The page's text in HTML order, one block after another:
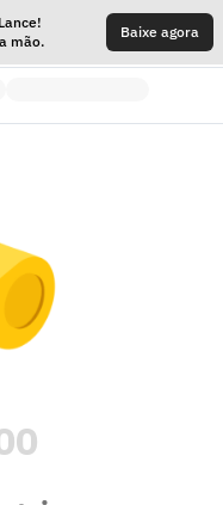
mão.
Baixe agora